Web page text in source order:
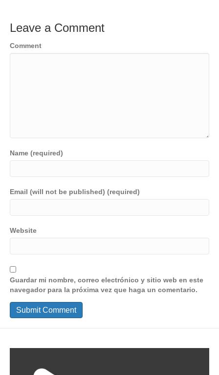
Leave a Comment
Comment
Name (required)
Email (will not be published) (required)
Website
Guardar mi nombre, correo electrónico y sitio web en este
navegador para la próxima vez que haga un comentario.